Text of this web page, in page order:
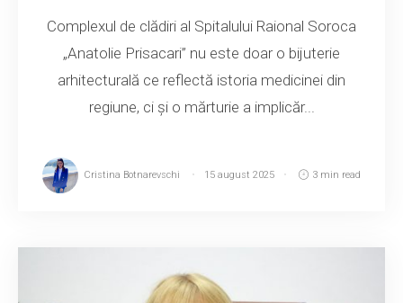
Complexul de clădiri al Spitalului Raional Soroca
„Anatolie Prisacari” nu este doar o bijuterie
arhitecturală ce reflectă istoria medicinei din
regiune, ci și o mărturie a implicăr...
Cristina Botnarevschi 15 august 2025 3 min read